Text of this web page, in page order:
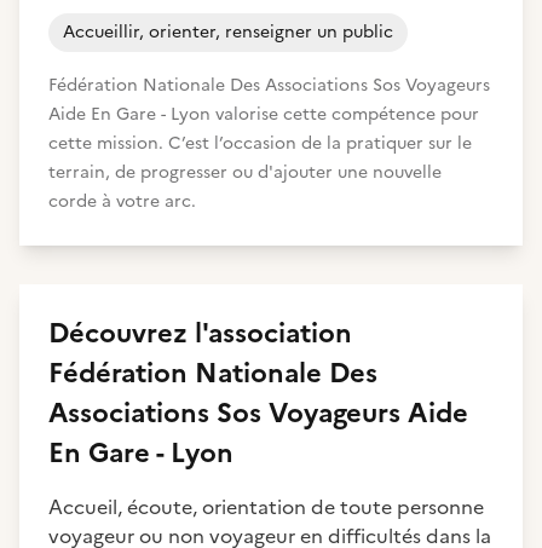
Accueillir, orienter, renseigner un public
Fédération Nationale Des Associations Sos Voyageurs
Aide En Gare - Lyon valorise cette compétence pour
cette mission. C’est l’occasion de la pratiquer sur le
terrain, de progresser ou d'ajouter une nouvelle
corde à votre arc.
Découvrez l'association
Fédération Nationale Des
Associations Sos Voyageurs Aide
En Gare - Lyon
Accueil, écoute, orientation de toute personne
voyageur ou non voyageur en difficultés dans la